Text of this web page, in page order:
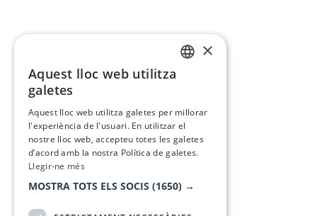
×
Aquest lloc web utilitza
galetes
Aquest lloc web utilitza galetes per millorar
l'experiència de l'usuari. En utilitzar el
nostre lloc web, accepteu totes les galetes
d’acord amb la nostra Política de galetes.
Llegir-ne més
MOSTRA TOTS ELS SOCIS (1650) →